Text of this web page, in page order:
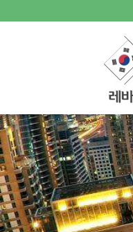
나눔터
- 한인동정
- 생활정보 묻고 답하기
- 레바논여행 묻고 답하기